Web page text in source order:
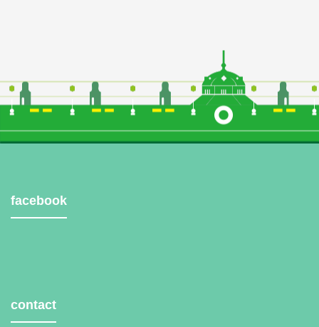
facebook
contact